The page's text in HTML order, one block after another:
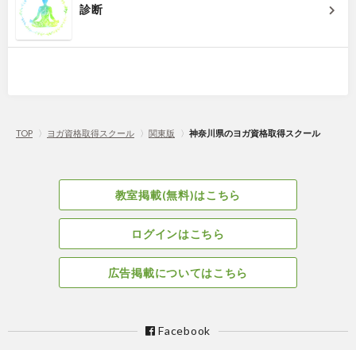
診断
TOP 〉 ヨガ資格取得スクール 〉 関東版 〉 神奈川県のヨガ資格取得スクール
教室掲載(無料)はこちら
ログインはこちら
広告掲載についてはこちら
Facebook